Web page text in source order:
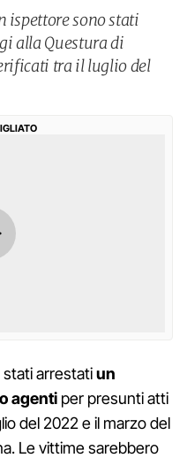
ispettore sono stati
alla Questura di
tra il luglio del
stati arrestatiun
agenti per presunti atti
del 2022 e il marzo del
Le vittime sarebbero